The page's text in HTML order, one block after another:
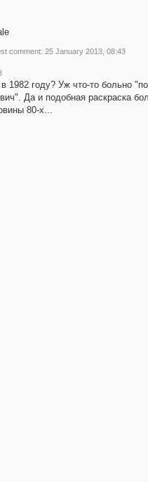
comment: 25 January 2013, 08:43
1982 году? Уж что-то больно
Да и подобная раскраска
80-х...